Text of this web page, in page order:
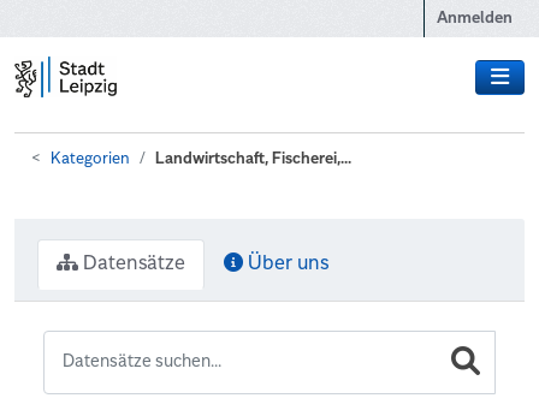
Anmelden
Kategorien Landwirtschaft, Fischerei,...
Datensätze Über uns